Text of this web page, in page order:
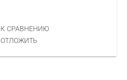
К СРАВНЕНИЮ
ОТЛОЖИТЬ